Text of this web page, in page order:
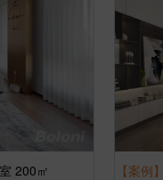
200㎡ 【案例